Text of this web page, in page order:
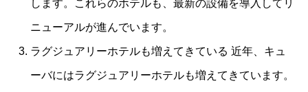
します。これらのホテルも、最新の設備を導入してリ
ニューアルが進んでいます。
ラグジュアリーホテルも増えてきている 近年、キュ
ーバにはラグジュアリーホテルも増えてきています。